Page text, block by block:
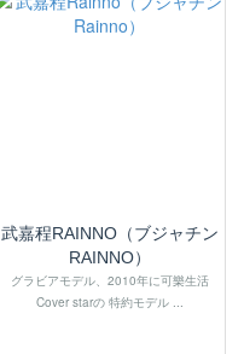
武嘉程RAINNO（ブジャチン
RAINNO）
グラビアモデル、2010年に可樂生活
Cover starの 特約モデル ...